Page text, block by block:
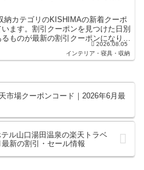
納カテゴリのKISHIMAの新着クーポ
ます。割引クーポンを見つけた日別
ものが最新の割引クーポンになりま
2026.08.05
インテリア・寝具・収納
市場クーポンコード｜2026年6月最
ル山口湯田温泉の楽天トラベ
新の割引・セール情報